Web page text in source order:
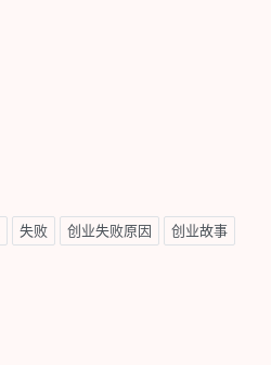
失败 创业失败原因 创业故事